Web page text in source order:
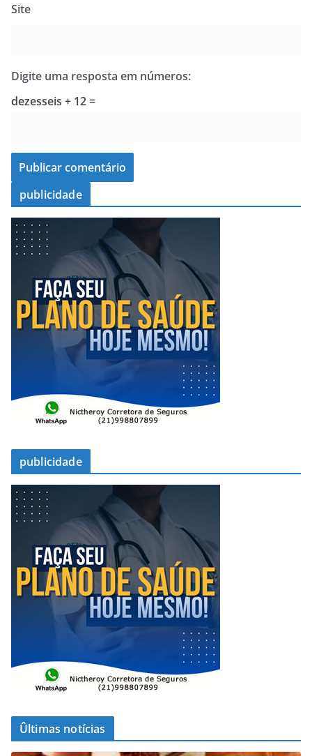
Site
Digite uma resposta em números:
dezesseis + 12 =
publicidade
publicidade
Ûltimas notícias